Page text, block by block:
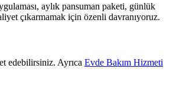
aylık pansuman paketi, günlük
çıkarmamak için özenli davranıyoruz.
edebilirsiniz. Ayrıca Evde Bakım Hizmeti